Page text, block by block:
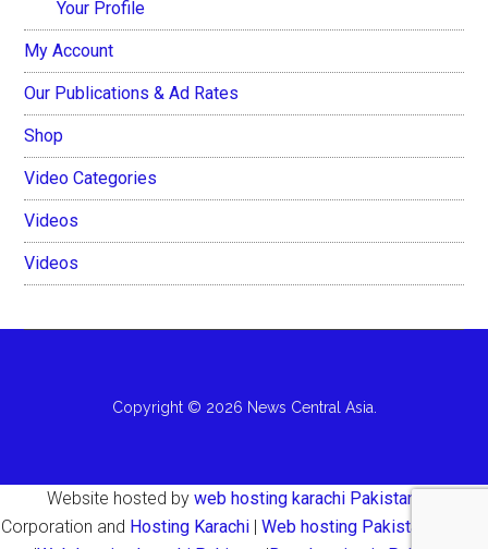
Your Profile
My Account
Our Publications & Ad Rates
Shop
Video Categories
Videos
Videos
Copyright © 2026 News Central Asia.
Website hosted by web hosting karachi Pakistan
Corporation and Hosting Karachi| Web hosting Pakistan Karachi